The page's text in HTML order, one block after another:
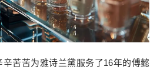
苦苦为雅诗兰黛服务了16年的傅懿